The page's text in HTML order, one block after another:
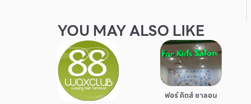
YOU MAY ALSO LIKE
ฟอร์ คิดส์ ซาลอน